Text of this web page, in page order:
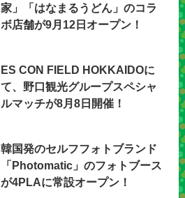
家」「はなまるうどん」のコラ
ボ店舗が9月12日オープン！
ES CON FIELD HOKKAIDOに
て、野口観光グループスペシャ
ルマッチが8月8日開催！
韓国発のセルフフォトブランド
「Photomatic」のフォトブース
が4PLAに常設オープン！